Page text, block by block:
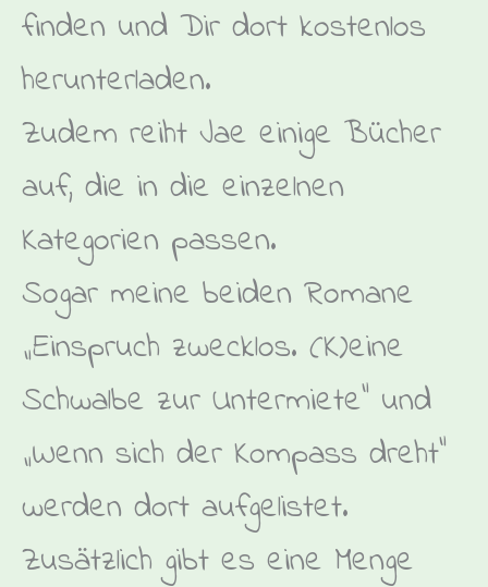
finden und Dir dort kostenlos
herunterladen.
Zudem reiht Jae einige Bücher
auf, die in die einzelnen
Kategorien passen.
Sogar meine beiden Romane
„Einspruch zwecklos. (K)eine
Schwalbe zur Untermiete“ und
„Wenn sich der Kompass dreht“
werden dort aufgelistet.
Zusätzlich gibt es eine Menge